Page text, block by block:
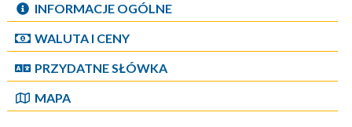
INFORMACJE OGÓLNE
WALUTA I CENY
PRZYDATNE SŁÓWKA
MAPA